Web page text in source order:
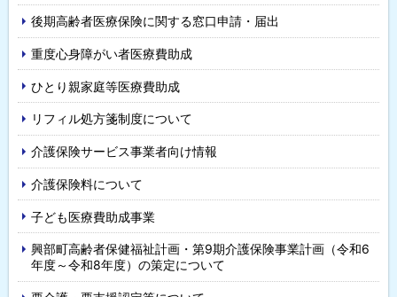
後期高齢者医療保険に関する窓口申請・届出
重度心身障がい者医療費助成
ひとり親家庭等医療費助成
リフィル処方箋制度について
介護保険サービス事業者向け情報
介護保険料について
子ども医療費助成事業
興部町高齢者保健福祉計画・第9期介護保険事業計画（令和6
年度～令和8年度）の策定について